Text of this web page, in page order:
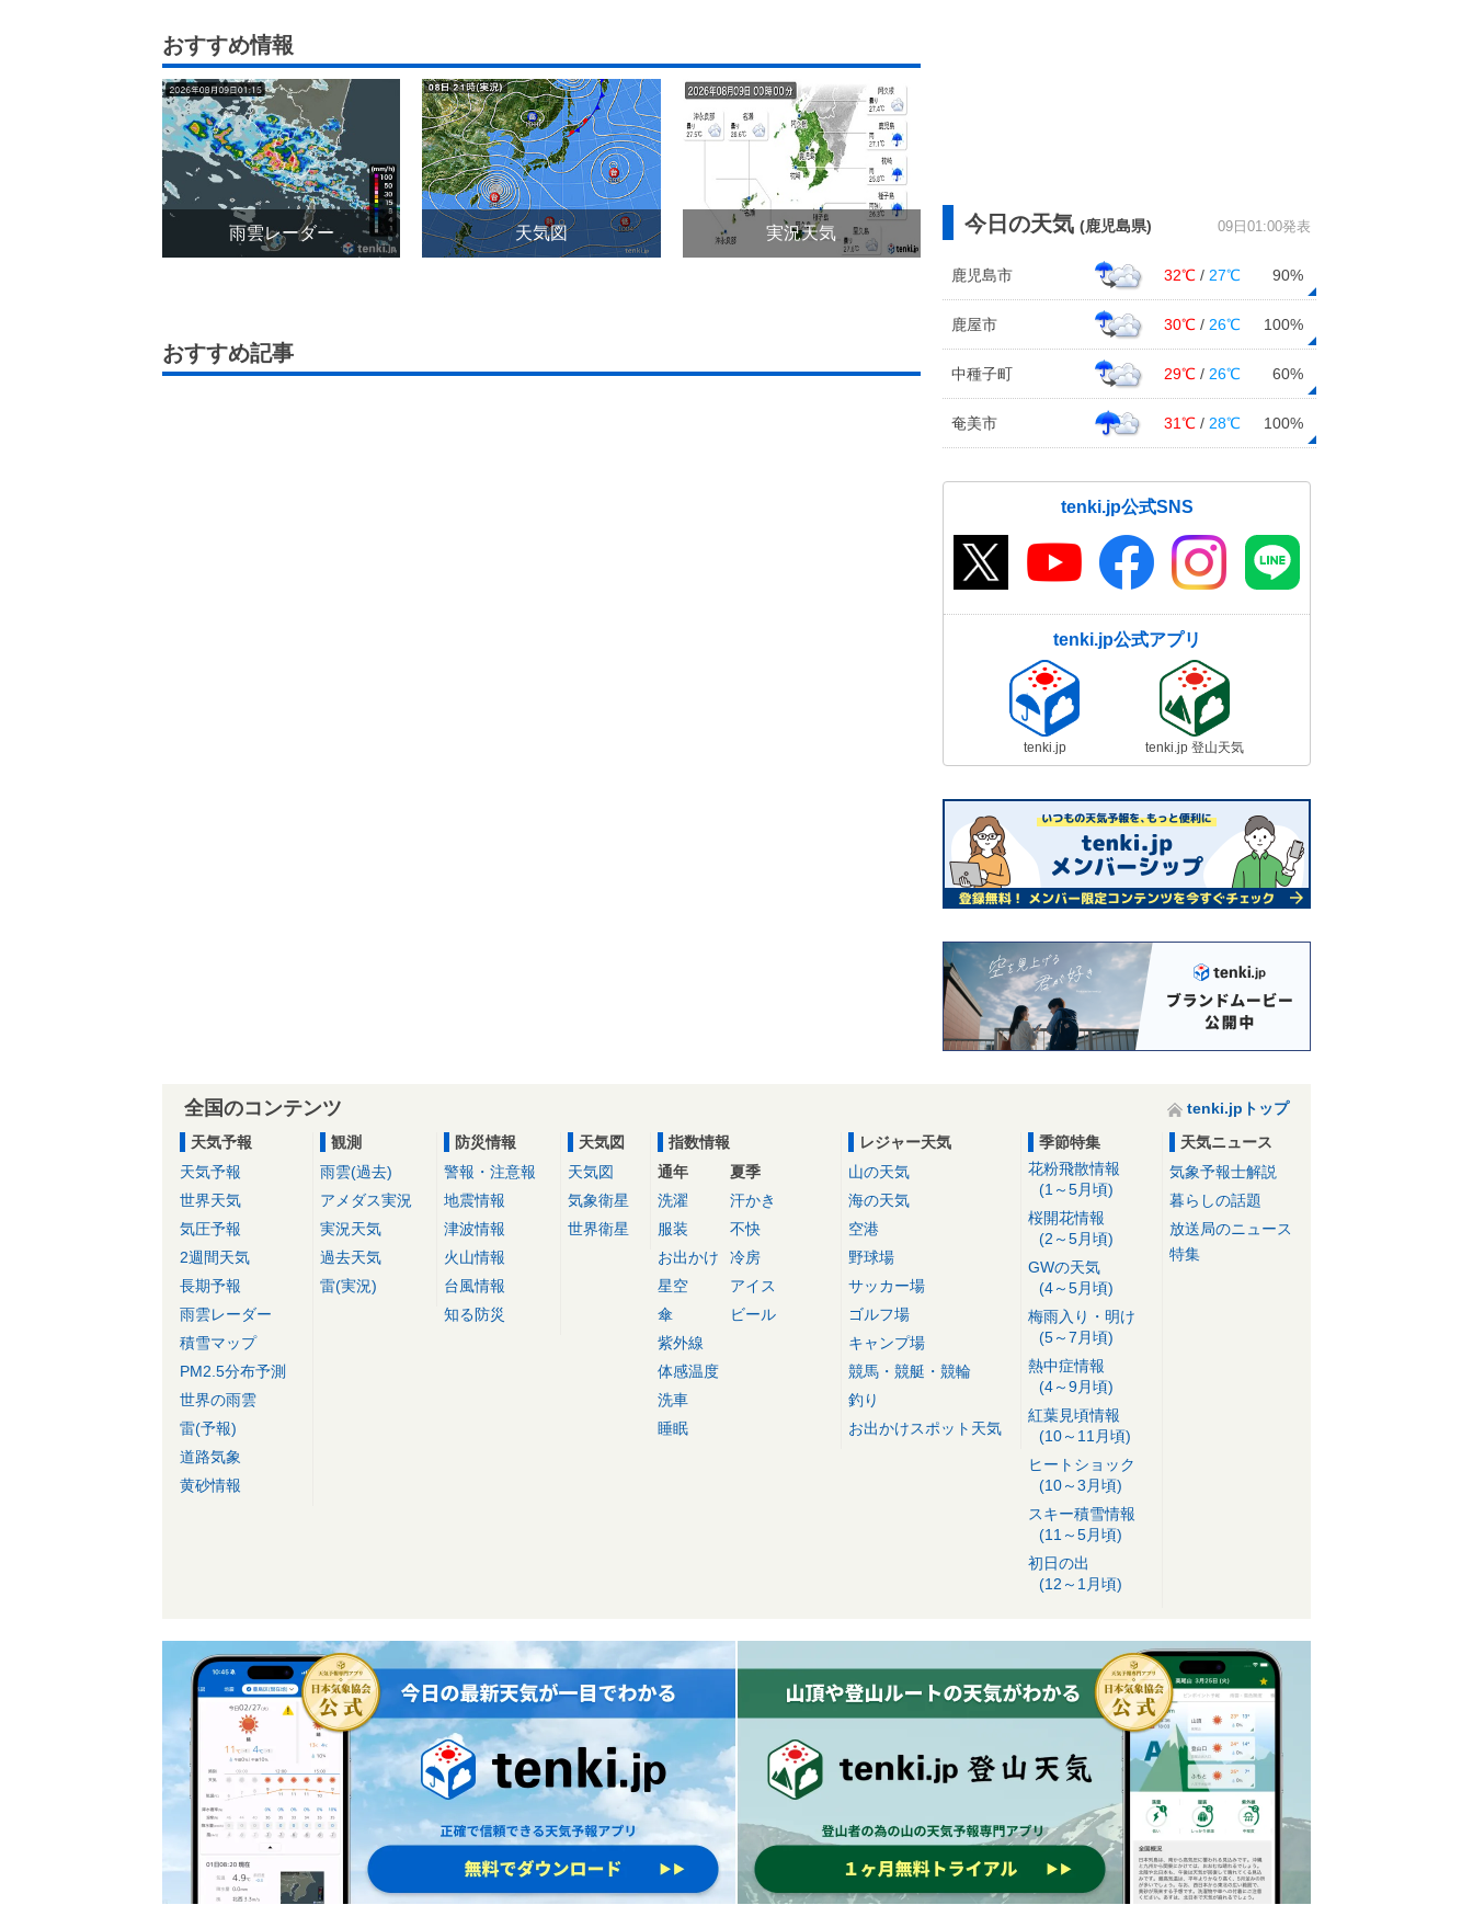
おすすめ情報
雨雲レーダー 天気図 実況天気
おすすめ記事
今日の天気 (鹿児島県) 09日01:00発表
鹿児島市 32℃ / 27℃ 90%
鹿屋市 30℃ / 26℃ 100%
中種子町 29℃ / 26℃ 60%
奄美市 31℃ / 28℃ 100%
tenki.jp公式SNS
tenki.jp公式アプリ
tenki.jp tenki.jp 登山天気
全国のコンテンツ
tenki.jpトップ
天気予報
天気予報
世界天気
気圧予報
2週間天気
長期予報
雨雲レーダー
積雪マップ
PM2.5分布予測
世界の雨雲
雷(予報)
道路気象
黄砂情報
観測
雨雲(過去)
アメダス実況
実況天気
過去天気
雷(実況)
防災情報
警報・注意報
地震情報
津波情報
火山情報
台風情報
知る防災
天気図
天気図
気象衛星
世界衛星
指数情報
通年
洗濯
服装
お出かけ
星空
傘
紫外線
体感温度
洗車
睡眠
夏季
汗かき
不快
冷房
アイス
ビール
レジャー天気
山の天気
海の天気
空港
野球場
サッカー場
ゴルフ場
キャンプ場
競馬・競艇・競輪
釣り
お出かけスポット天気
季節特集
花粉飛散情報
(1～5月頃)
桜開花情報
(2～5月頃)
GWの天気
(4～5月頃)
梅雨入り・明け
(5～7月頃)
熱中症情報
(4～9月頃)
紅葉見頃情報
(10～11月頃)
ヒートショック
(10～3月頃)
スキー積雪情報
(11～5月頃)
初日の出
(12～1月頃)
天気ニュース
気象予報士解説
暮らしの話題
放送局のニュース
特集